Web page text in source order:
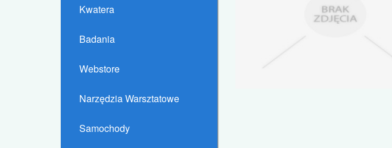
Kwatera
Badania
Webstore
Narzędzia Warsztatowe
Samochody